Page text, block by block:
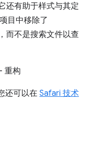
还有助于样式与其定
目中移除了
而不是搜索文件以查
重构
还可以在 Safari 技术